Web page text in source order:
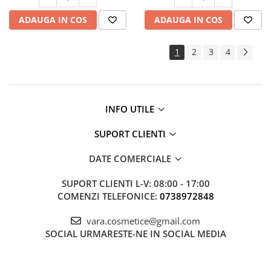
ADAUGA IN COS ADAUGA IN COS
1 2 3 4
INFO UTILE
SUPORT CLIENTI
DATE COMERCIALE
SUPORT CLIENTI L-V: 08:00 - 17:00
COMENZI TELEFONICE: 0738972848
vara.cosmetice@gmail.com
SOCIAL URMARESTE-NE IN SOCIAL MEDIA